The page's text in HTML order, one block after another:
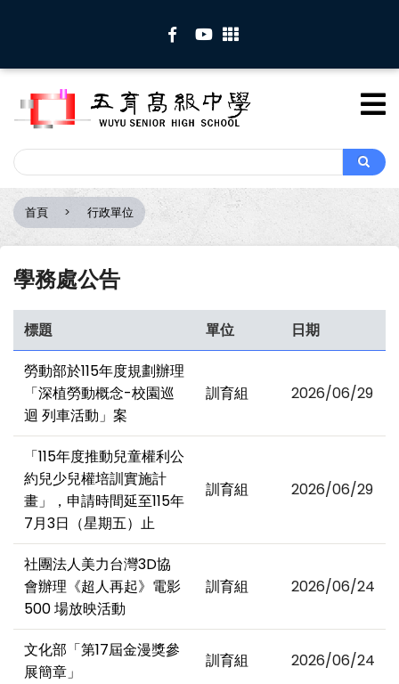
內
Search
Search
導
航
結
首頁 行政單位
學務處公告
標題 單位
日期
勞動部於115年度規劃辦理
「深植勞動概念-校園巡
迴 列車活動」案
訓育組 2026/06/29
「115年度推動兒童權利公
約兒少兒權培訓實施計
畫」，申請時間延至115年
7月3日（星期五）止
訓育組 2026/06/29
社團法人美力台灣3D協
會辦理《超人再起》電影
500 場放映活動
訓育組 2026/06/24
文化部「第17屆金漫獎參
展簡章」
訓育組 2026/06/24